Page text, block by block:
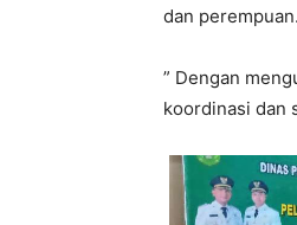
dan perempuan.
” Dengan
koordinasi dan